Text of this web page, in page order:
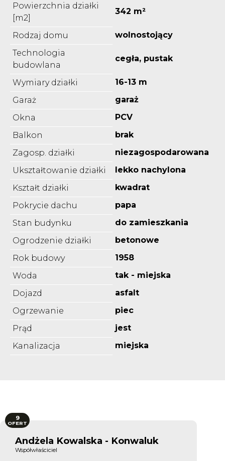
Powierzchnia działki
[m2]
342 m²
Rodzaj domu
wolnostojący
Technologia
budowlana
cegła, pustak
Wymiary działki
16-13 m
Garaż
garaż
Okna
PCV
Balkon
brak
Zagosp. działki
niezagospodarowana
Ukształtowanie działki
lekko nachylona
Kształt działki
kwadrat
Pokrycie dachu
papa
Stan budynku
do zamieszkania
Ogrodzenie działki
betonowe
Rok budowy
1958
Woda
tak - miejska
Dojazd
asfalt
Ogrzewanie
piec
Prąd
jest
Kanalizacja
miejska
Andżela Kowalska - Konwaluk
Współwłaściciel
9
OFERT